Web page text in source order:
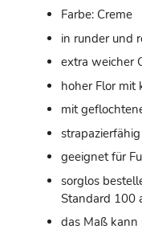
Farbe: Creme
in runder und
extra weicher
hoher Flor mit
mit
geeignet für
sorglos
Standard 100
das Maß kann